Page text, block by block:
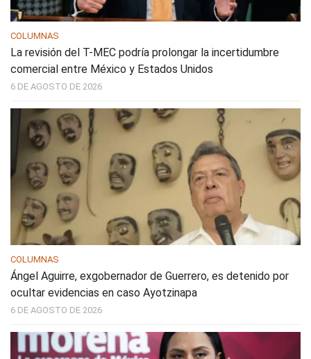
COLUMNAS
La revisión del T-MEC podría prolongar la incertidumbre
comercial entre México y Estados Unidos
6 DE AGOSTO DE 2026
COLUMNAS
Ángel Aguirre, exgobernador de Guerrero, es detenido por
ocultar evidencias en caso Ayotzinapa
6 DE AGOSTO DE 2026